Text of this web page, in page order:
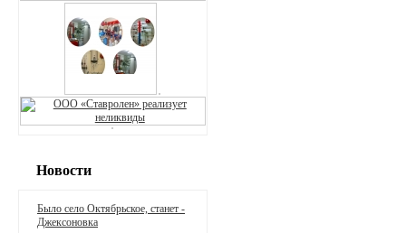
Новости
Было село Октябрьское, станет -
Джексоновка